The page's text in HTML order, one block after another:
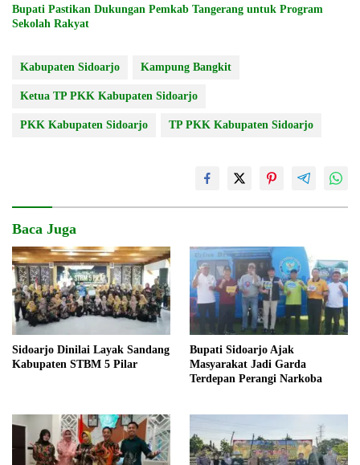
Bupati Pastikan Dukungan Pemkab Tangerang untuk Program
Sekolah Rakyat
Kabupaten Sidoarjo Kampung Bangkit
Ketua TP PKK Kabupaten Sidoarjo
PKK Kabupaten Sidoarjo TP PKK Kabupaten Sidoarjo
Baca Juga
Sidoarjo Dinilai Layak Sandang
Kabupaten STBM 5 Pilar
Bupati Sidoarjo Ajak
Masyarakat Jadi Garda
Terdepan Perangi Narkoba